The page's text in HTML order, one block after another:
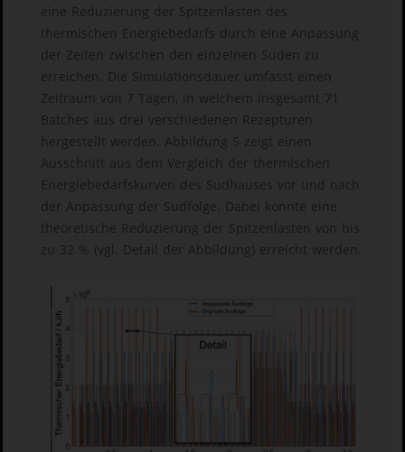
eine Reduzierung der Spitzenlasten des
thermischen Energiebedarfs durch eine Anpassung
der Zeiten zwischen den einzelnen Suden zu
erreichen. Die Simulationsdauer umfasst einen
Zeitraum von 7 Tagen, in welchem insgesamt 71
Batches aus drei verschiedenen Rezepturen
hergestellt werden. Abbildung 5 zeigt einen
Ausschnitt aus dem Vergleich der thermischen
Energiebedarfskurven des Sudhauses vor und nach
der Anpassung der Sudfolge. Dabei konnte eine
theoretische Reduzierung der Spitzenlasten von bis
zu 32 % (vgl. Detail der Abbildung) erreicht werden.